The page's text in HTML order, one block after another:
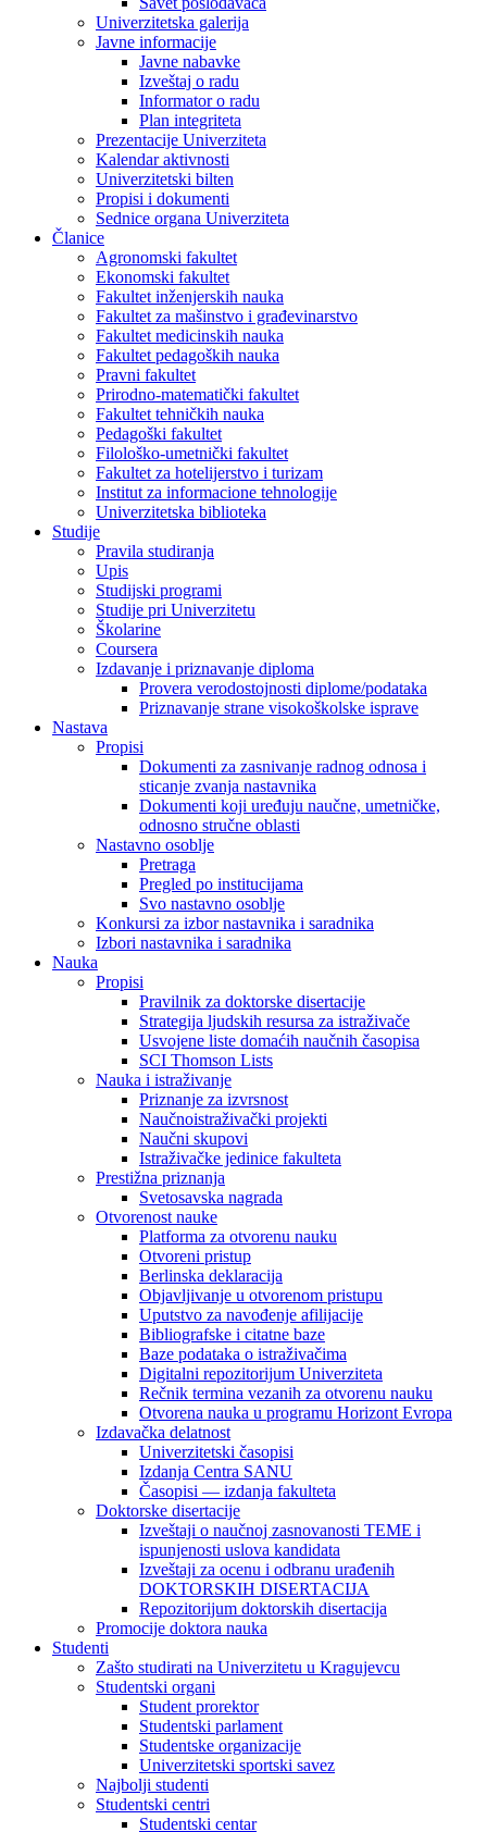
Univerzitetska galerija
Javne informacije
Javne nabavke
Izveštaj o radu
Informator o radu
Plan integriteta
Prezentacije Univerziteta
Kalendar aktivnosti
Univerzitetski bilten
Propisi i dokumenti
Sednice organa Univerziteta
Članice
Agronomski fakultet
Ekonomski fakultet
Fakultet inženjerskih nauka
Fakultet za mašinstvo i građevinarstvo
Fakultet medicinskih nauka
Fakultet pedagoških nauka
Pravni fakultet
Prirodno-matematički fakultet
Fakultet tehničkih nauka
Pedagoški fakultet
Filološko-umetnički fakultet
Fakultet za hotelijerstvo i turizam
Institut za informacione tehnologije
Univerzitetska biblioteka
Studije
Pravila studiranja
Upis
Studijski programi
Studije pri Univerzitetu
Školarine
Coursera
Izdavanje i priznavanje diploma
Provera verodostojnosti diplome/podataka
Priznavanje strane visokoškolske isprave
Nastava
Propisi
Dokumenti za zasnivanje radnog odnosa i
sticanje zvanja nastavnika
Dokumenti koji uređuju naučne, umetničke,
odnosno stručne oblasti
Nastavno osoblje
Pretraga
Pregled po institucijama
Svo nastavno osoblje
Konkursi za izbor nastavnika i saradnika
Izbori nastavnika i saradnika
Nauka
Propisi
Pravilnik za doktorske disertacije
Strategija ljudskih resursa za istraživače
Usvojene liste domaćih naučnih časopisa
SCI Thomson Lists
Nauka i istraživanje
Priznanje za izvrsnost
Naučnoistraživački projekti
Naučni skupovi
Istraživačke jedinice fakulteta
Prestižna priznanja
Svetosavska nagrada
Otvorenost nauke
Platforma za otvorenu nauku
Otvoreni pristup
Berlinska deklaracija
Objavljivanje u otvorenom pristupu
Uputstvo za navođenje afilijacije
Bibliografske i citatne baze
Baze podataka o istraživačima
Digitalni repozitorijum Univerziteta
Rečnik termina vezanih za otvorenu nauku
Otvorena nauka u programu Horizont Evropa
Izdavačka delatnost
Univerzitetski časopisi
Izdanja Centra SANU
Časopisi — izdanja fakulteta
Doktorske disertacije
Izveštaji o naučnoj zasnovanosti TEME i
ispunjenosti uslova kandidata
Izveštaji za ocenu i odbranu urađenih
DOKTORSKIH DISERTACIJA
Repozitorijum doktorskih disertacija
Promocije doktora nauka
Studenti
Zašto studirati na Univerzitetu u Kragujevcu
Studentski organi
Student prorektor
Studentski parlament
Studentske organizacije
Univerzitetski sportski savez
Najbolji studenti
Studentski centri
Studentski centar